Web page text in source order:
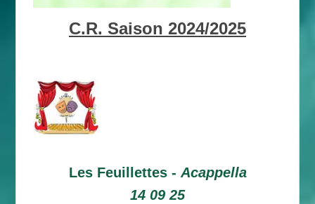
C.R. Saison 2024/2025
Les Feuillettes -Acappella
14 09 25